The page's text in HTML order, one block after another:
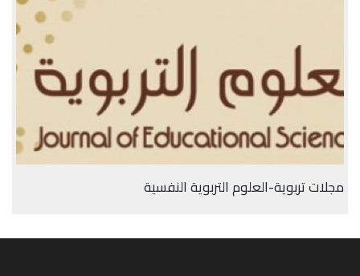
مجلات تربوية-العلوم التربوية النفسية